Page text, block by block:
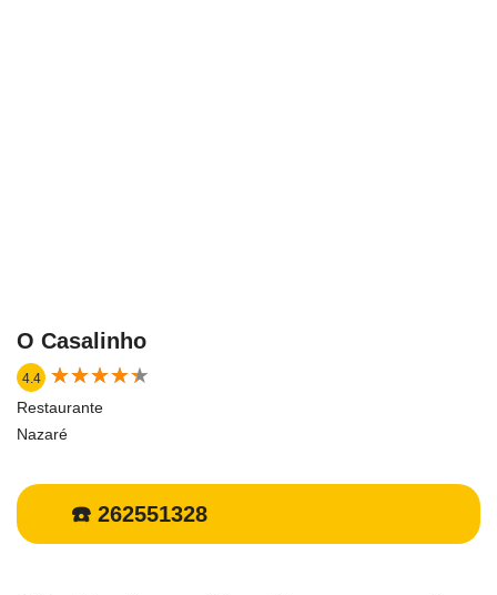
O Casalinho
4.4 ★★★★★
★★★★★
Restaurante
Nazaré
☎️ 262551328